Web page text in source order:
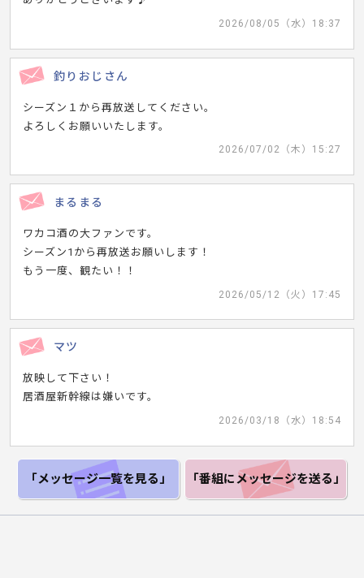
2026/08/05（水）18:37
釣りおじさん
シーズン１から再放送してください。
よろしくお願いいたします。
2026/07/02（木）15:27
まるまる
ワカコ酒の大ファンです。
シーズン1から再放送お願いします！
もう一度、観たい！！
2026/05/12（火）17:45
マツ
放映して下さい！
居酒屋新幹線は嫌いです。
2026/03/18（水）18:54
「メッセージ一覧を見る」 「番組にメッセージを送る」